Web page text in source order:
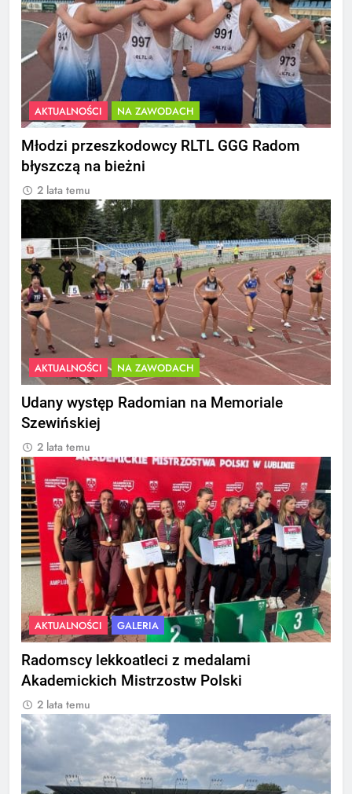
AKTUALNOŚCI NA ZAWODACH
Młodzi przeszkodowcy RLTL GGG Radom
błyszczą na bieżni
2 lata temu
AKTUALNOŚCI NA ZAWODACH
Udany występ Radomian na Memoriale
Szewińskiej
2 lata temu
AKTUALNOŚCI GALERIA
Radomscy lekkoatleci z medalami
Akademickich Mistrzostw Polski
2 lata temu